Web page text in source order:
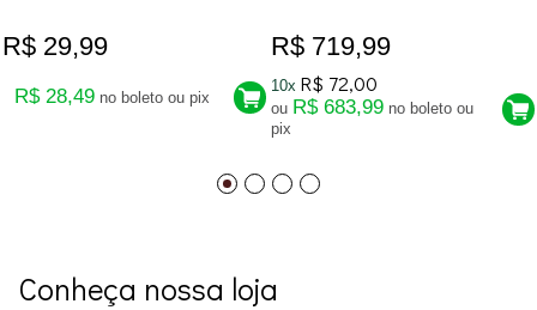
R$ 29,99
R$ 28,49 no boleto ou pix
R$ 719,99
10x R$ 72,00
ou R$ 683,99 no boleto ou
pix
Conheça nossa loja